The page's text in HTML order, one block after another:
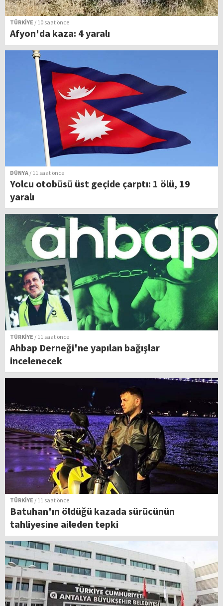
TÜRKİYE / 10 saat önce
Afyon'da kaza: 4 yaralı
DÜNYA / 11 saat önce
Yolcu otobüsü üst geçide çarptı: 1 ölü, 19
yaralı
TÜRKİYE / 11 saat önce
Ahbap Derneği'ne yapılan bağışlar
incelenecek
TÜRKİYE / 11 saat önce
Batuhan'ın öldüğü kazada sürücünün
tahliyesine aileden tepki